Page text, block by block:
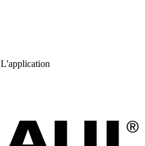
L'application